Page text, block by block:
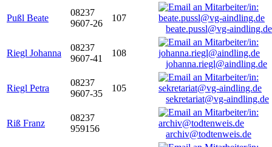
Pußl Beate
08237
9607-26
107
beate.pussl@vg-aindling.de
Riegl Johanna
08237
9607-41
108
johanna.riegl@aindling.de
Riegl Petra
08237
9607-35
105
sekretariat@vg-aindling.de
Riß Franz
08237
959156
archiv@todtenweis.de